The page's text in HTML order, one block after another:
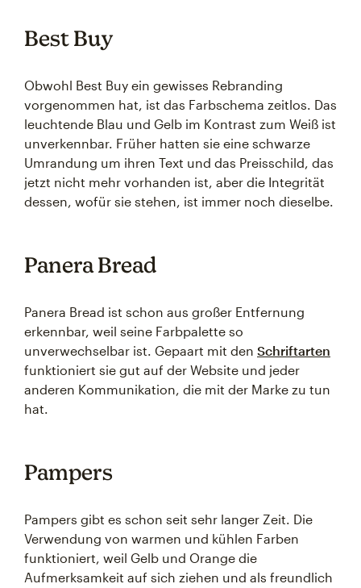
Best Buy
Obwohl Best Buy ein gewisses Rebranding
vorgenommen hat, ist das Farbschema zeitlos. Das
leuchtende Blau und Gelb im Kontrast zum Weiß ist
unverkennbar. Früher hatten sie eine schwarze
Umrandung um ihren Text und das Preisschild, das
jetzt nicht mehr vorhanden ist, aber die Integrität
dessen, wofür sie stehen, ist immer noch dieselbe.
Panera Bread
Panera Bread ist schon aus großer Entfernung
erkennbar, weil seine Farbpalette so
unverwechselbar ist. Gepaart mit den Schriftarten
funktioniert sie gut auf der Website und jeder
anderen Kommunikation, die mit der Marke zu tun
hat.
Pampers
Pampers gibt es schon seit sehr langer Zeit. Die
Verwendung von warmen und kühlen Farben
funktioniert, weil Gelb und Orange die
Aufmerksamkeit auf sich ziehen und als freundlich